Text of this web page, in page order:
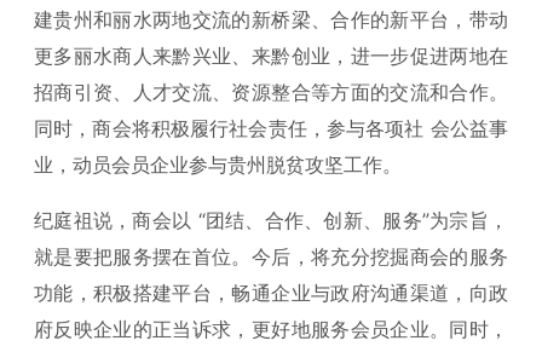
建贵州和丽水两地交流的新桥梁、合作的新平台，带动
更多丽水商人来黔兴业、来黔创业，进一步促进两地在
招商引资、人才交流、资源整合等方面的交流和合作。
同时，商会将积极履行社会责任，参与各项社 会公益事
业，动员会员企业参与贵州脱贫攻坚工作。
纪庭祖说，商会以 “团结、合作、创新、服务”为宗旨，
就是要把服务摆在首位。今后，将充分挖掘商会的服务
功能，积极搭建平台，畅通企业与政府沟通渠道，向政
府反映企业的正当诉求，更好地服务会员企业。同时，